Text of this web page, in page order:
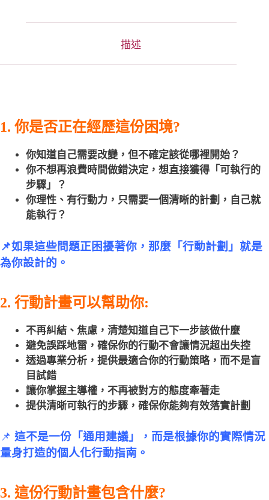
描述
1. 你是否正在經歷這份困境?
你知道自己需要改變，但不確定該從哪裡開始？
你不想再浪費時間做錯決定，想直接獲得「可執行的
步驟」？
你理性、有行動力，只需要一個清晰的計劃，自己就
能執行？
📌如果這些問題正困擾著你，那麼「行動計劃」就是
為你設計的。
2. 行動計畫可以幫助你:
不再糾結、焦慮，清楚知道自己下一步該做什麼
避免誤踩地雷，確保你的行動不會讓情況超出失控
透過專業分析，提供最適合你的行動策略，而不是盲
目試錯
讓你掌握主導權，不再被對方的態度牽著走
提供清晰可執行的步驟，確保你能夠有效落實計劃
📌 這不是一份「通用建議」，而是根據你的實際情況
量身打造的個人化行動指南。
3. 這份行動計畫包含什麼?